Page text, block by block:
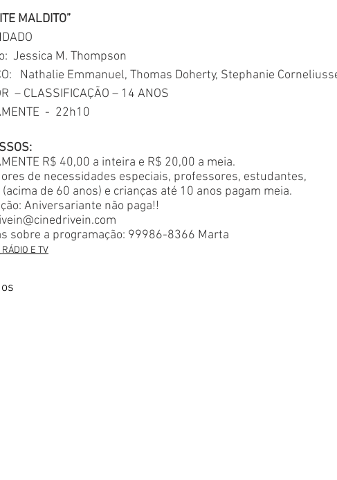
MALDITO”
Jessica M. Thompson
Nathalie Emmanuel, Thomas Doherty, Stephanie
– CLASSIFICAÇÃO – 14 ANOS
-  22h10
R$ 40,00 a inteira e R$ 20,00 a meia.
de necessidades especiais, professores, estudantes,
de 60 anos) e crianças até 10 anos pagam meia.
Aniversariante não paga!!
sobre a programação: 99986-8366 Marta
E TV